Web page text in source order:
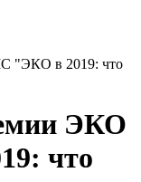
"ЭКО в 2019: что
ЭКО
что